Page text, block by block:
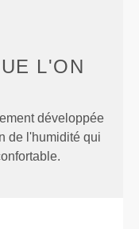
L'ON
développée
de l'humidité qui